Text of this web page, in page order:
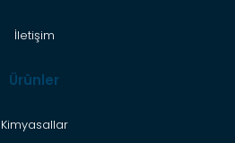
İletişim
Ürünler
Kimyasallar